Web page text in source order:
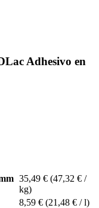
Adhesivo en
35,49 € (47,32 € /
kg)
8,59 € (21,48 € / l)